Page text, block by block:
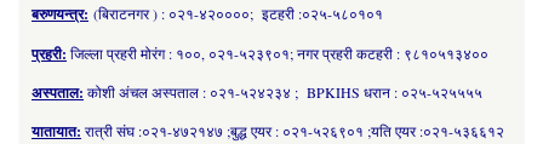
बरुणयन्त्र: (बिराटनगर ) : ०२१-४२००००; इटहरी :०२५-५८०१०१
प्रहरी: जिल्ला प्रहरी मोरंग : १००, ०२१-५२३९०१; नगर प्रहरी कटहरी : ९८१०५१३४००
अस्पताल: कोशी अंचल अस्पताल : ०२१-५२४२३४ ; BPKIHS धरान : ०२५-५२५५५५
यातायात: रात्री संघ :०२१-४७२१४७ ;बुद्ध एयर : ०२१-५२६९०१ ;यति एयर :०२१-५३६६१२